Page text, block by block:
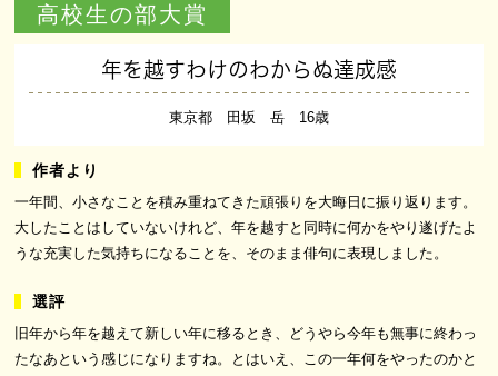
高校生の部大賞
年を越すわけのわからぬ達成感
東京都 田坂 岳 16歳
一年間、小さなことを積み重ねてきた頑張りを大晦日に振り返ります。
大したことはしていないけれど、年を越すと同時に何かをやり遂げたよ
うな充実した気持ちになることを、そのまま俳句に表現しました。
旧年から年を越えて新しい年に移るとき、どうやら今年も無事に終わっ
たなあという感じになりますね。とはいえ、この一年何をやったのかと